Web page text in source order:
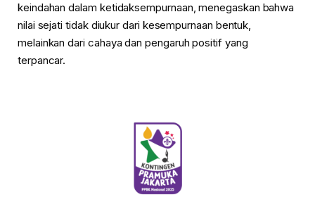
keindahan dalam ketidaksempurnaan, menegaskan bahwa
nilai sejati tidak diukur dari kesempurnaan bentuk,
melainkan dari cahaya dan pengaruh positif yang
terpancar.